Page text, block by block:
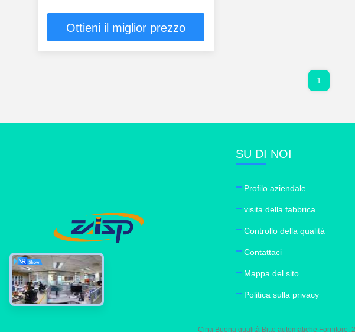
Ottieni il miglior prezzo
1
SU DI NOI
Profilo aziendale
visita della fabbrica
Controllo della qualità
Contattaci
Mappa del sito
Politica sulla privacy
Cina Buona qualità Bitte automatiche Fornitore.